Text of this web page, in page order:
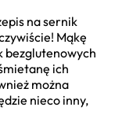
na sernik
Mąkę
bezglutenowych
ich
można
nieco inny,